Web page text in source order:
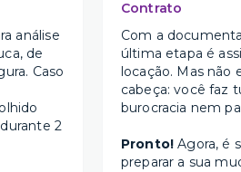
análise
de
Caso
2
Contrato
Com a
última etapa é
locação. Mas não
cabeça: você faz
burocracia nem
Pronto! Agora, é
preparar a sua